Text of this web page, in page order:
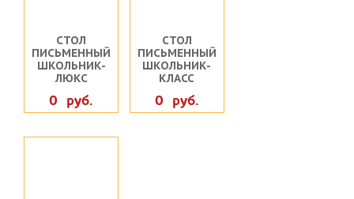
СТОЛ
ПИСЬМЕННЫЙ
ШКОЛЬНИК-
ЛЮКС
0 руб.
СТОЛ
ПИСЬМЕННЫЙ
ШКОЛЬНИК-
КЛАСС
0 руб.